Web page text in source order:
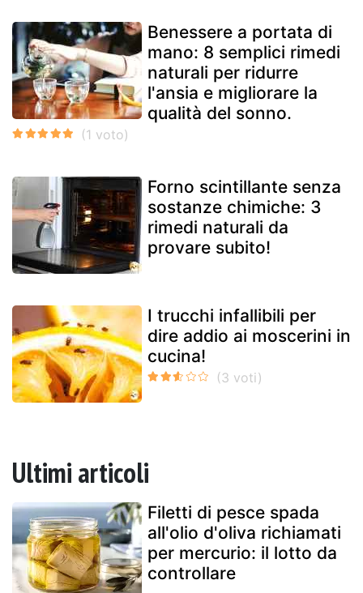
Benessere a portata di
mano: 8 semplici rimedi
naturali per ridurre
l'ansia e migliorare la
qualità del sonno.
Forno scintillante senza
sostanze chimiche: 3
rimedi naturali da
provare subito!
I trucchi infallibili per
dire addio ai moscerini in
cucina!
Ultimi articoli
Filetti di pesce spada
all'olio d'oliva richiamati
per mercurio: il lotto da
controllare